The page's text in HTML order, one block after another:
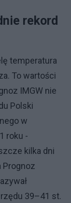
rekord
temperatura
To wartości
IMGW nie
Polski
w
roku -
kilka dni
Prognoz
39–41 st.